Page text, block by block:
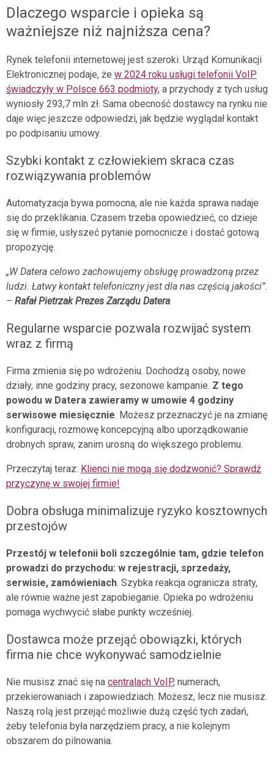
Dlaczego wsparcie i opieka są
ważniejsze niż najniższa cena?
Rynek telefonii internetowej jest szeroki. Urząd Komunikacji
Elektronicznej podaje, że w 2024 roku usługi telefonii VoIP
świadczyły w Polsce 663 podmioty, a przychody z tych usług
wyniosły 293,7 mln zł. Sama obecność dostawcy na rynku nie
daje więc jeszcze odpowiedzi, jak będzie wyglądał kontakt
po podpisaniu umowy.
Szybki kontakt z człowiekiem skraca czas
rozwiązywania problemów
Automatyzacja bywa pomocna, ale nie każda sprawa nadaje
się do przeklikania. Czasem trzeba opowiedzieć, co dzieje
się w firmie, usłyszeć pytanie pomocnicze i dostać gotową
propozycję.
„W Datera celowo zachowujemy obsługę prowadzoną przez
ludzi. Łatwy kontakt telefoniczny jest dla nas częścią jakości”.
– Rafał Pietrzak Prezes Zarządu Datera
Regularne wsparcie pozwala rozwijać system
wraz z firmą
Firma zmienia się po wdrożeniu. Dochodzą osoby, nowe
działy, inne godziny pracy, sezonowe kampanie. Z tego
powodu w Datera zawieramy w umowie 4 godziny
serwisowe miesięcznie. Możesz przeznaczyć je na zmianę
konfiguracji, rozmowę koncepcyjną albo uporządkowanie
drobnych spraw, zanim urosną do większego problemu.
Przeczytaj teraz: Klienci nie mogą się dodzwonić? Sprawdź
przyczynę w swojej firmie!
Dobra obsługa minimalizuje ryzyko kosztownych
przestojów
Przestój w telefonii boli szczególnie tam, gdzie telefon
prowadzi do przychodu: w rejestracji, sprzedaży,
serwisie, zamówieniach. Szybka reakcja ogranicza straty,
ale równie ważne jest zapobieganie. Opieka po wdrożeniu
pomaga wychwycić słabe punkty wcześniej.
Dostawca może przejąć obowiązki, których
firma nie chce wykonywać samodzielnie
Nie musisz znać się na centralach VoIP, numerach,
przekierowaniach i zapowiedziach. Możesz, lecz nie musisz.
Naszą rolą jest przejąć możliwie dużą część tych zadań,
żeby telefonia była narzędziem pracy, a nie kolejnym
obszarem do pilnowania.